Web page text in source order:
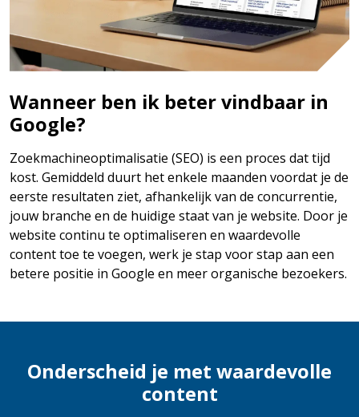
Wanneer ben ik beter vindbaar in
Google?
Zoekmachineoptimalisatie (SEO) is een proces dat tijd
kost. Gemiddeld duurt het enkele maanden voordat je de
eerste resultaten ziet, afhankelijk van de concurrentie,
jouw branche en de huidige staat van je website. Door je
website continu te optimaliseren en waardevolle
content toe te voegen, werk je stap voor stap aan een
betere positie in Google en meer organische bezoekers.
Onderscheid je met waardevolle
content